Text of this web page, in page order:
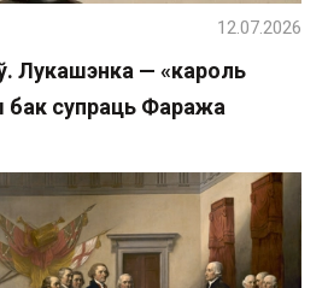
Лукашэнка — «кароль
бак супраць Фаража
12.07.2026